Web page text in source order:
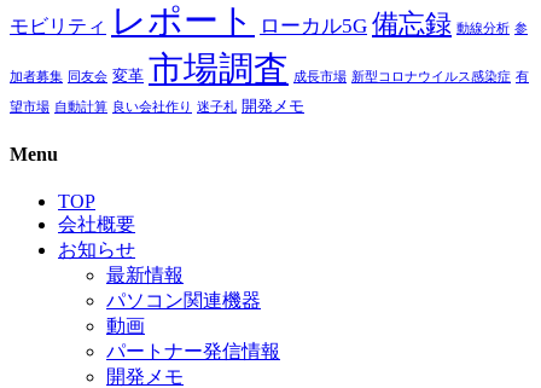
モビリティ レポート ローカル5G 備忘録 動線分析 参
加者募集 同友会 変革 市場調査 成長市場 新型コロナウイルス感染症 有
望市場 自動計算 良い会社作り 迷子札 開発メモ
Menu
TOP
会社概要
お知らせ
最新情報
パソコン関連機器
動画
パートナー発信情報
開発メモ